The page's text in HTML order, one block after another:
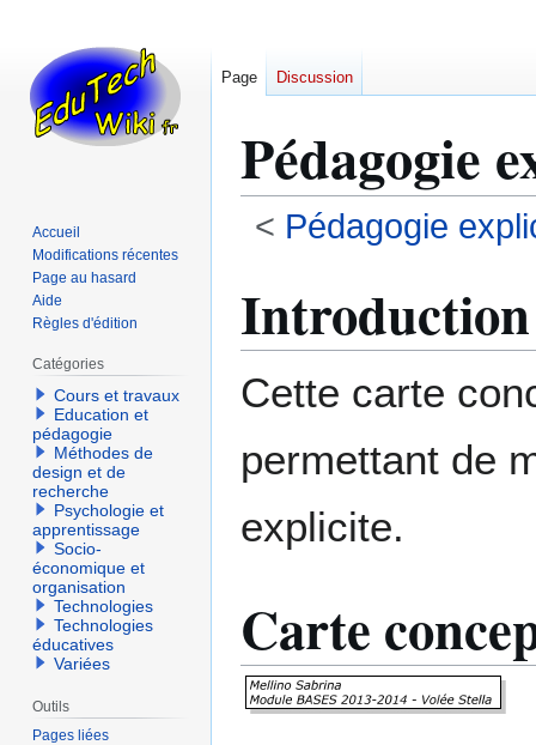
Pédagogie
< Pédagogie
à
la
à
la
Introduction
Cette carte
permettant de
explicite.
Carte
Page Discussion
Accueil
Modifications récentes
Page au hasard
Aide
Règles d'édition
Catégories
Cours et travaux
Education et
pédagogie
Méthodes de
design et de
recherche
Psychologie et
apprentissage
Socio-
économique et
organisation
Technologies
Technologies
éducatives
Variées
Outils
Pages liées